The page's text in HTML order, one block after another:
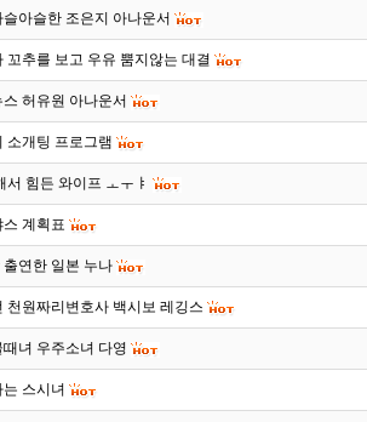
아슬한 조은지 아나운서
꼬추를 보고 우유 뿜지않는 대결
허유원 아나운서
소개팅 프로그램
서 힘든 와이프 ㅗㅜㅑ
계획표
연한 일본 누나
천원짜리변호사 백시보 레깅스
녀 우주소녀 다영
스시녀